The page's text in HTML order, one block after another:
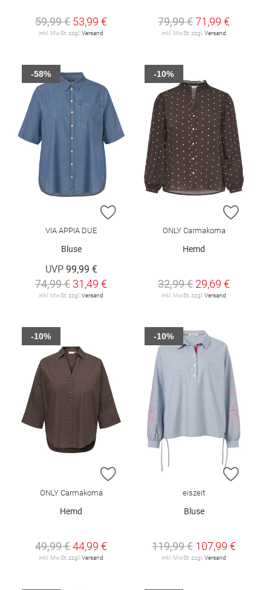
59,99 € 53,99 €
inkl. MwSt. zzgl. Versand
79,99 €71,99 €
inkl. MwSt. zzgl. Versand
ZUR WUNSCHLISTE HINZUFÜGEN
VIA APPIA DUE
Bluse
UVP 99,99 €
74,99 € 31,49 €
inkl. MwSt. zzgl. Versand
-58%
ZUR
ONLY Carmakoma
Hemd
32,99 € 29,69 €
inkl. MwSt. zzgl. Versand
-10%
ZUR WUNSCHLISTE HINZUFÜGEN
ONLY Carmakoma
Hemd
49,99 €44,99 €
inkl. MwSt. zzgl. Versand
-10%
ZUR
eiszeit
Bluse
119,99 € 107,99 €
inkl. MwSt. zzgl. Versand
-10%